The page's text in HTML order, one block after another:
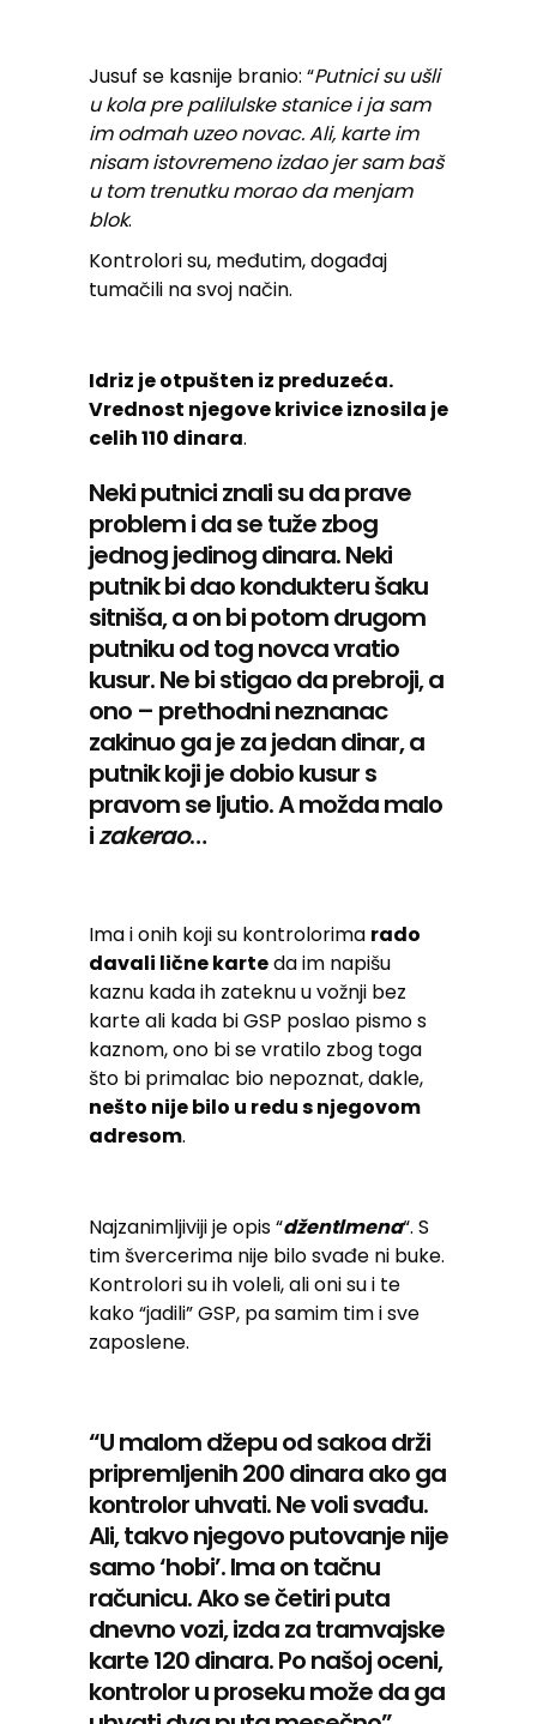
Jusuf se kasnije branio: “Putnici su ušli
u kola pre palilulske stanice i ja sam
im odmah uzeo novac. Ali, karte im
nisam istovremeno izdao jer sam baš
u tom trenutku morao da menjam
blok.
Kontrolori su, međutim, događaj
tumačili na svoj način.
Idriz je otpušten iz preduzeća.
Vrednost njegove krivice iznosila je
celih 110 dinara.
Neki putnici znali su da prave
problem i da se tuže zbog
jednog jedinog dinara. Neki
putnik bi dao kondukteru šaku
sitniša, a on bi potom drugom
putniku od tog novca vratio
kusur. Ne bi stigao da prebroji, a
ono – prethodni neznanac
zakinuo ga je za jedan dinar, a
putnik koji je dobio kusur s
pravom se ljutio. A možda malo
izakerao…
Ima i onih koji su kontrolorima rado
davali lične karteda im napišu
kaznu kada ih zateknu u vožnji bez
karte ali kada bi GSP poslao pismo s
kaznom, ono bi se vratilo zbog toga
što bi primalac bio nepoznat, dakle,
nešto nije bilo u redu s njegovom
adresom.
Najzanimljiviji je opis “džentlmena“. S
tim švercerima nije bilo svađe ni buke.
Kontrolori su ih voleli, ali oni su i te
kako “jadili” GSP, pa samim tim i sve
zaposlene.
“U malom džepu od sakoa drži
pripremljenih 200 dinara ako ga
kontrolor uhvati. Ne voli svađu.
Ali, takvo njegovo putovanje nije
samo ‘hobi’. Ima on tačnu
računicu. Ako se četiri puta
dnevno vozi, izda za tramvajske
karte 120 dinara. Po našoj oceni,
kontrolor u proseku može da ga